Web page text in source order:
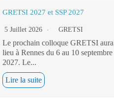
GRETSI 2027 et SSP 2027
5 Juillet 2026 GRETSI
Le prochain colloque GRETSI aura
lieu à Rennes du 6 au 10 septembre
2027. Le...
Lire la suite